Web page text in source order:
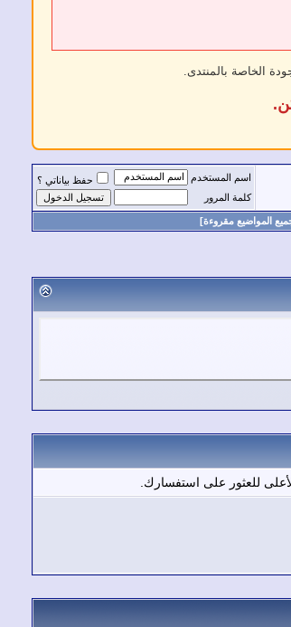
الخاصة بالمنتدى.
اسم المستخدم
حفظ بياناتي ؟
كلمة المرور
المواضيع مقروءة]
للعثور على استفسارك.